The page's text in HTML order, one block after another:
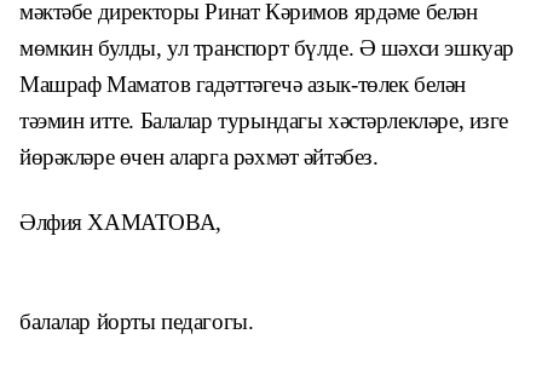
мәктәбе директорыРинат Кәримов ярдәме белән
мөмкинбулды, ул транспорт бүлде. Ә шәхсиэшкуар
Машраф Маматов гадәттәгечәазык-төлек белән
тәэмин итте. Балалар турындагы хәстәрлекләре, изге
йөрәкләре өчен аларга рәхмәт әйтәбез.
Әлфия ХАМАТОВА,
балалар йорты педагогы.